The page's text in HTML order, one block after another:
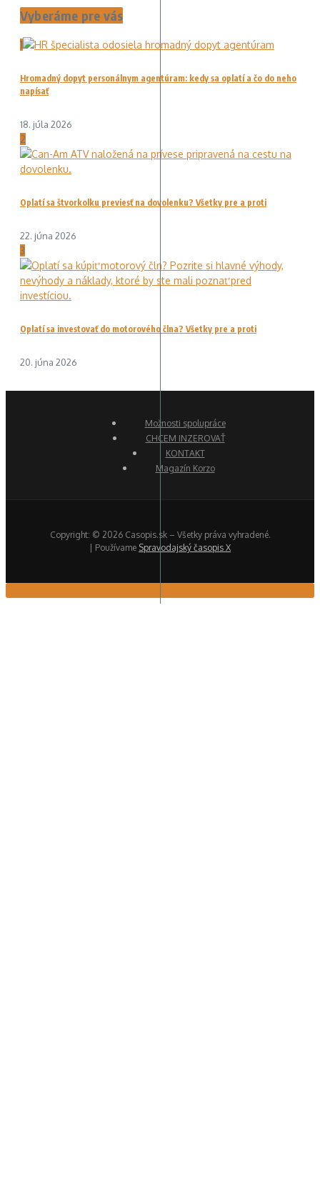
Vyberáme pre vás
1
Hromadný dopyt personálnym agentúram: kedy sa oplatí a čo do neho
napísať
18. júla 2026
2
Oplatí sa štvorkolku previesť na dovolenku? Všetky pre a proti
22. júna 2026
3
Oplatí sa investovať do motorového člna? Všetky pre a proti
20. júna 2026
Možnosti spolupráce
CHCEM INZEROVAŤ
KONTAKT
Magazín Korzo
Copyright: © 2026 Casopis.sk – Všetky práva vyhradené.
| Používame Spravodajský časopis X